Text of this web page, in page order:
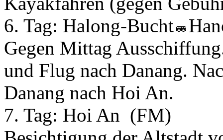
6. Tag: Halong-Bucht
Gegen Mittag
und Flug nach Danang.
Danang nach Hoi An.
7. Tag: Hoi An (FM)